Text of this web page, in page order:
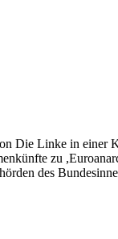
Die Linke in einer
zu
des